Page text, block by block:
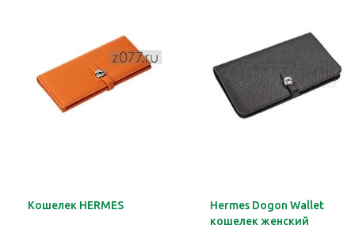
Кошелек HERMES
Hermes Dogon Wallet
кошелек женский